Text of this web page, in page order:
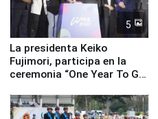
5
La presidenta Keiko
Fujimori, participa en la
ceremonia “One Year To Go